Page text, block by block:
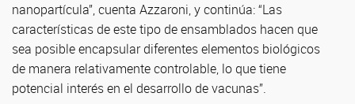
nanopartícula”, cuenta Azzaroni, y continúa: “Las
características de este tipo de ensamblados hacen que
sea posible encapsular diferentes elementos biológicos
de manera relativamente controlable, lo que tiene
potencial interés en el desarrollo de vacunas”.